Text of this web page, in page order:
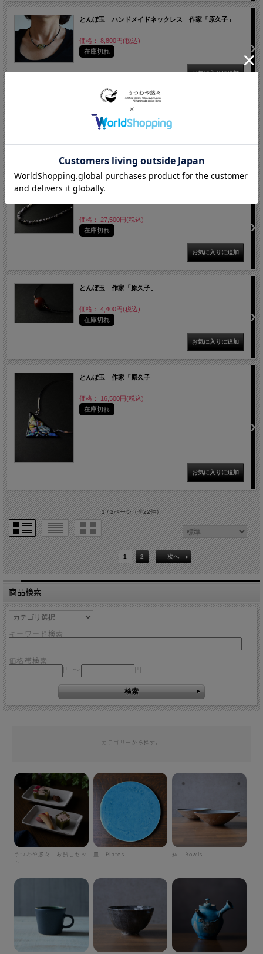
とんぼ玉 ハンドメイドネックレス 作家「原久子」
価格： 8,800円(税込)
在庫切れ
とんぼ玉 ハンドメイドネックレス 作家「原久子」
価格： 8,910円(税込)
価格： 27,500円(税込)
在庫切れ
とんぼ玉 作家「原久子」
価格： 4,400円(税込)
在庫切れ
とんぼ玉 作家「原久子」
価格： 16,500円(税込)
在庫切れ
1 / 2ページ（全22件）
1 2 次へ
商品検索
キーワード検索
価格帯検索
円 ～
円
カテゴリーから探す。
うつわや悠々 お試しセッ
ト
皿 - Plates - 鉢 - Bowls -